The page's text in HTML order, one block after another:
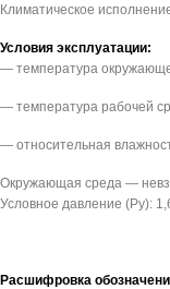
Климатическое
Условия эксплуатации:
— температура
— температура рабочей
— относительная
Окружающая среда —
Условное давление (Pу):
Расшифровка